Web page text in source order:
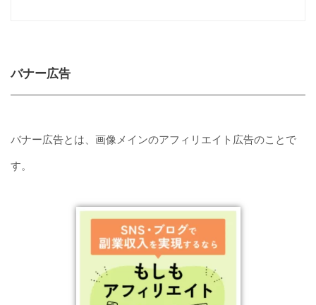
バナー広告
バナー広告とは、画像メインのアフィリエイト広告のことで
す。